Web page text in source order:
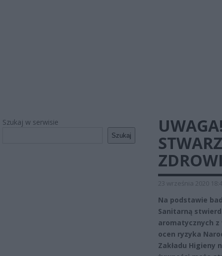
Szukaj w serwisie
Szukaj
23 września 2020
Na podstawie
Sanitarną
aromatycznych
ocen ryzyka
Zakładu Higieny